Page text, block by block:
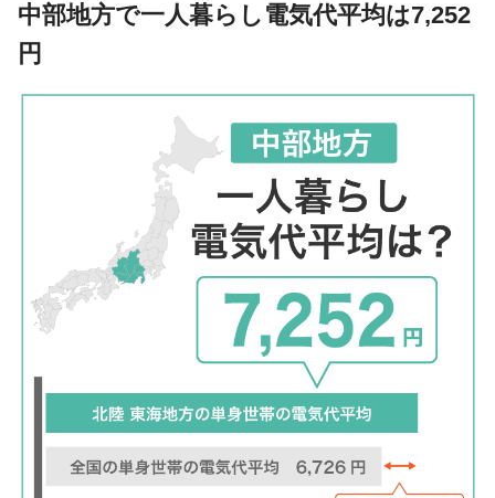
中部地方で一人暮らし電気代平均は7,252
円